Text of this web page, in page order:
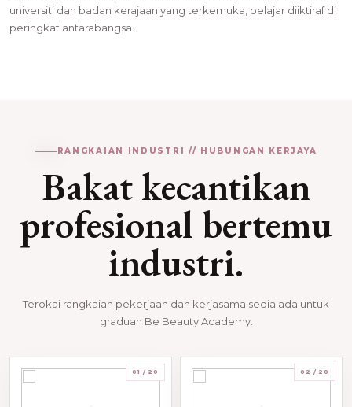
universiti dan badan kerajaan yang terkemuka, pelajar diiktiraf di
peringkat antarabangsa.
RANGKAIAN INDUSTRI // HUBUNGAN KERJAYA
Bakat kecantikan
profesional bertemu
industri.
Terokai rangkaian pekerjaan dan kerjasama sedia ada untuk
graduan Be Beauty Academy.
01 / 20 02 / 20